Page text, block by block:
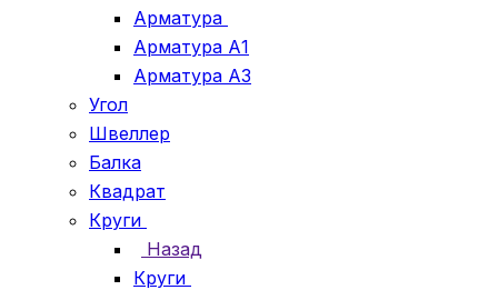
Арматура
Арматура А1
Арматура А3
Угол
Швеллер
Балка
Квадрат
Круги
Назад
Круги